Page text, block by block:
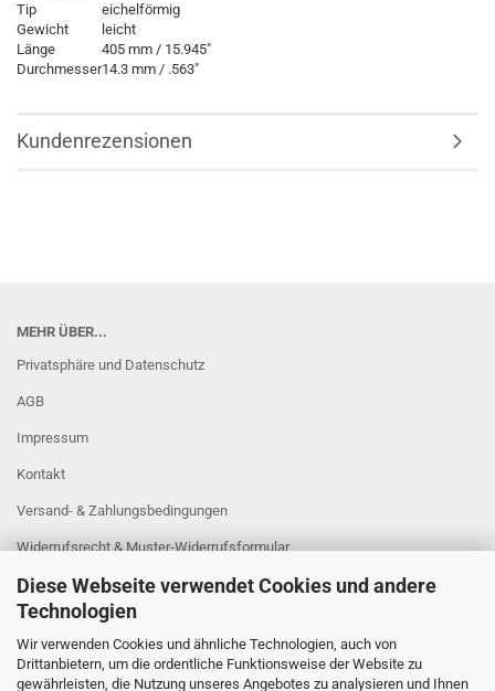
Diese Webseite verwendet Cookies und andere
Technologien
Wir verwenden Cookies und ähnliche Technologien, auch von
Drittanbietern, um die ordentliche Funktionsweise der Website zu
gewährleisten, die Nutzung unseres Angebotes zu analysieren und Ihnen
Tip
eichelförmig
Gewicht
leicht
Länge
405 mm / 15.945″
Durchmesser14.3 mm / .563″
Kundenrezensionen
MEHR ÜBER...
Privatsphäre und Datenschutz
AGB
Impressum
Kontakt
Versand- & Zahlungsbedingungen
Widerrufsrecht & Muster-Widerrufsformular
Sitzung unterbrochen
Cookie Einstellungen